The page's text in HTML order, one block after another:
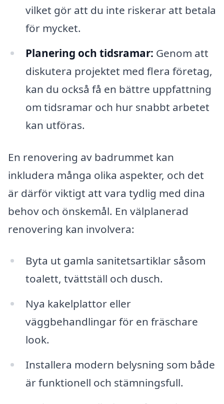
vilket gör att du inte riskerar att betala
för mycket.
Planering och tidsramar: Genom att
diskutera projektet med flera företag,
kan du också få en bättre uppfattning
om tidsramar och hur snabbt arbetet
kan utföras.
En renovering av badrummet kan
inkludera många olika aspekter, och det
är därför viktigt att vara tydlig med dina
behov och önskemål. En välplanerad
renovering kan involvera:
Byta ut gamla sanitetsartiklar såsom
toalett, tvättställ och dusch.
Nya kakelplattor eller
väggbehandlingar för en fräschare
look.
Installera modern belysning som både
är funktionell och stämningsfull.